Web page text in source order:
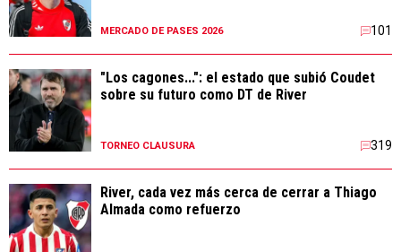
MERCADO DE PASES 2026 101
"Los cagones...": el estado que subió Coudet
sobre su futuro como DT de River
TORNEO CLAUSURA 319
River, cada vez más cerca de cerrar a Thiago
Almada como refuerzo